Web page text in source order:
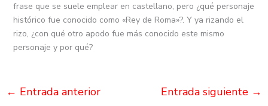
frase que se suele emplear en castellano, pero ¿qué personaje
histórico fue conocido como «Rey de Roma»?. Y ya rizando el
rizo, ¿con qué otro apodo fue más conocido este mismo
personaje y por qué?
← Entrada anterior Entrada siguiente →